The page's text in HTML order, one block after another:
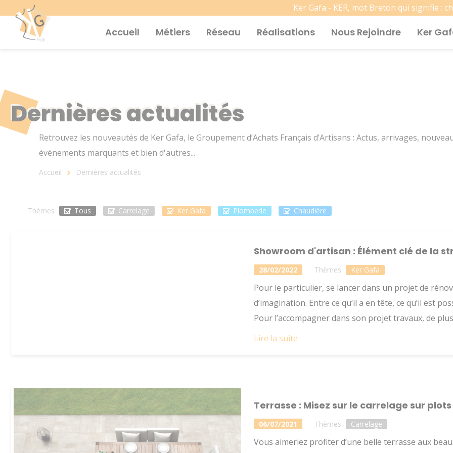
contenu
principal
Ker Gafa - KER, mot Breton qui signifie :
Accueil Métiers Réseau Réalisations Nous Rejoindre Ker
Dernières actualités
Retrouvez les nouveautés de Ker Gafa, le Groupement d’Achats Français d’Artisans : Actus, arrivages,
événements marquants et bien d'autres...
Fil
Accueil Dernières actualités
Thèmes Tous Carrelage Ker Gafa Plomberie Chaudière
Showroom d'artisan : Élément clé de la
28/02/2022 Thèmes Ker Gafa
Pour le particulier, se lancer dans un projet de
d’imagination. Entre ce qu’il a en tête, ce qu’il est
Pour l’accompagner dans son projet travaux, de
Lire la suite
Terrasse : Misez sur le carrelage sur
06/07/2021 Thèmes Carrelage
Vous aimeriez profiter d’une belle terrasse aux